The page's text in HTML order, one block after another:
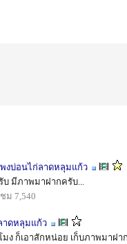
งบ่อนไก่ลาดหลุมแก้ว
บ มีภาพมาฝากครับ...
ม 7,540
าดหลุมแก้ว
ง ก็เอาสักหน่อย เก็บภาพมาฝ